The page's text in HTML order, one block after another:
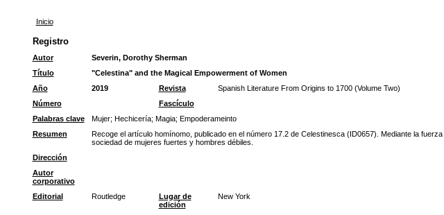
Inicio
Registro
Autor
Severin, Dorothy Sherman
Título
"Celestina" and the Magical Empowerment of Women
Año
2019 Revista Spanish Literature From Origins to 1700 (Volume Two)
Número
Fascículo
Palabras clave
Mujer; Hechicería; Magia; Empoderameinto
Resumen
Recoge el artículo homínomo, publicado en el número 17.2 de Celestinesca (ID0657). Mediante la
sociedad de mujeres fuertes y hombres débiles.
Dirección
Autor
corporativo
Editorial Routledge
Lugar de
edición
New York